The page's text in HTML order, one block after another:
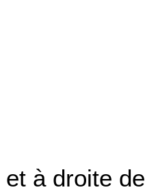
à droite de